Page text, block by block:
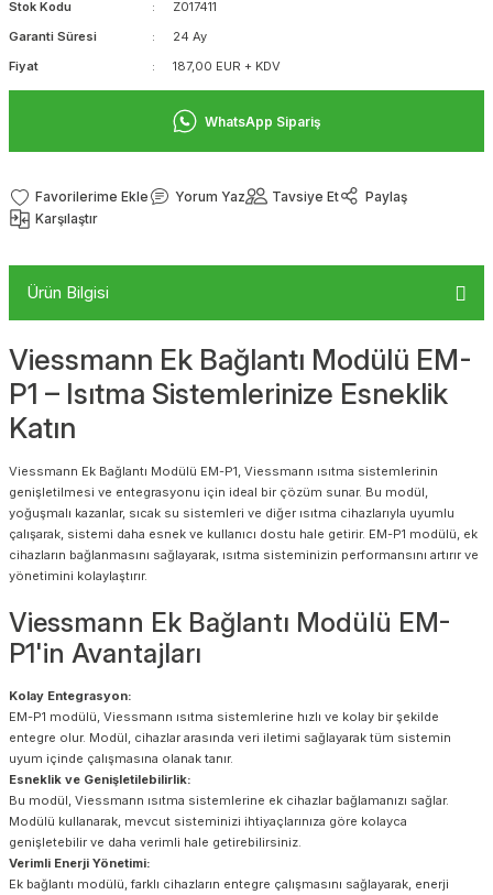
Stok Kodu
Z017411
Garanti Süresi
24 Ay
Fiyat
187,00 EUR + KDV
WhatsApp Sipariş
Yorum Yaz Tavsiye Et
Paylaş
Karşılaştır
Ürün Bilgisi
Viessmann Ek Bağlantı Modülü EM-
P1 – Isıtma Sistemlerinize Esneklik
Katın
Viessmann Ek Bağlantı Modülü EM-P1, Viessmann ısıtma sistemlerinin
genişletilmesi ve entegrasyonu için ideal bir çözüm sunar. Bu modül,
yoğuşmalı kazanlar, sıcak su sistemleri ve diğer ısıtma cihazlarıyla uyumlu
çalışarak, sistemi daha esnek ve kullanıcı dostu hale getirir. EM-P1 modülü, ek
cihazların bağlanmasını sağlayarak, ısıtma sisteminizin performansını artırır ve
yönetimini kolaylaştırır.
Viessmann Ek Bağlantı Modülü EM-
P1'in Avantajları
Kolay Entegrasyon:
EM-P1 modülü, Viessmann ısıtma sistemlerine hızlı ve kolay bir şekilde
entegre olur. Modül, cihazlar arasında veri iletimi sağlayarak tüm sistemin
uyum içinde çalışmasına olanak tanır.
Esneklik ve Genişletilebilirlik:
Bu modül, Viessmann ısıtma sistemlerine ek cihazlar bağlamanızı sağlar.
Modülü kullanarak, mevcut sisteminizi ihtiyaçlarınıza göre kolayca
genişletebilir ve daha verimli hale getirebilirsiniz.
Verimli Enerji Yönetimi:
Ek bağlantı modülü, farklı cihazların entegre çalışmasını sağlayarak, enerji